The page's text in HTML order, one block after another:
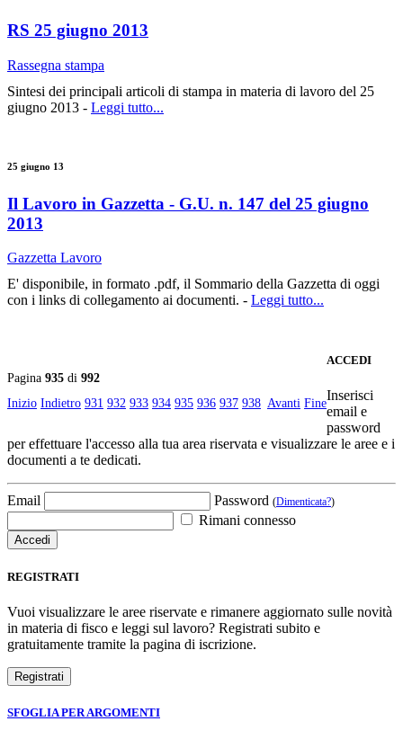
RS 25 giugno 2013
Rassegna stampa
Sintesi dei principali articoli di stampa in materia di lavoro del 25
giugno 2013 - Leggi tutto...
25 giugno 13
Il Lavoro in Gazzetta - G.U. n. 147 del 25 giugno
2013
Gazzetta Lavoro
E' disponibile, in formato .pdf, il Sommario della Gazzetta di oggi
con i links di collegamento ai documenti. - Leggi tutto...
Pagina 935 di 992
Inizio Indietro 931 932 933 934 935 936 937 938 Avanti Fine
ACCEDI
Inserisci
email e
password
per effettuare l'accesso alla tua area riservata e visualizzare le aree e i
documenti a te dedicati.
Email Password (Dimenticata?)
Rimani connesso
REGISTRATI
Vuoi visualizzare le aree riservate e rimanere aggiornato sulle novità
in materia di fisco e leggi sul lavoro? Registrati subito e
gratuitamente tramite la pagina di iscrizione.
SFOGLIA PER ARGOMENTI